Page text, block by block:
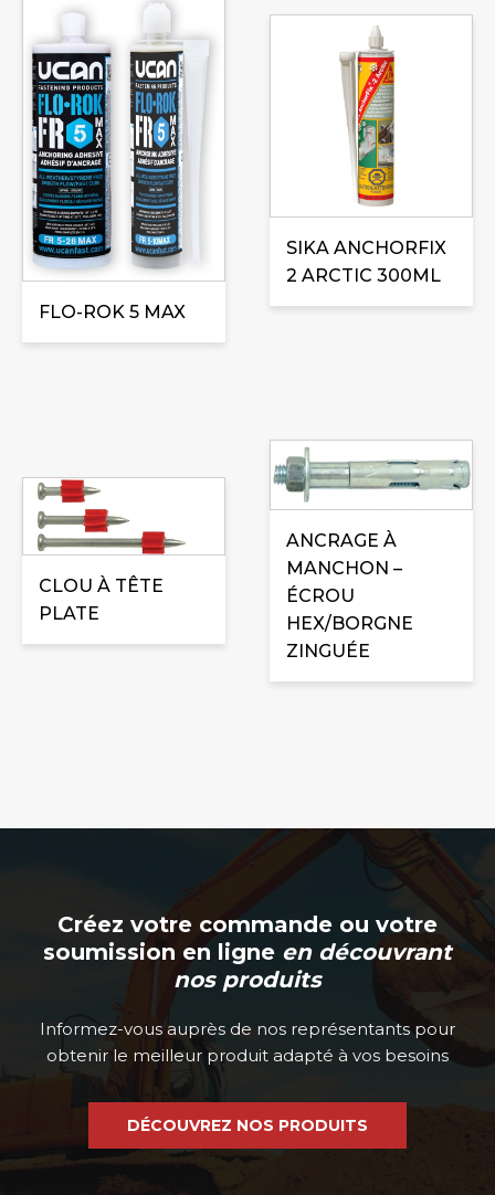
FLO-ROK 5 MAX
produit
plusieurs
variations.
Les
options
peuvent
être
choisies
sur
page
du
SIKA ANCHORFIX
2 ARCTIC 300ML
CLOU À TÊTE
PLATE
Ce
produit
plusieurs
ANCRAGE À
MANCHON –
ÉCROU
HEX/BORGNE
ZINGUÉE
Ce
produit
a
plusieurs
variations.
Les
options
peuvent
Créez votre commande ou votre
soumission en ligne en découvrant
nos produits
Informez-vous auprès de nos représentants pour
obtenir le meilleur produit adapté à vos besoins
DÉCOUVREZ NOS PRODUITS